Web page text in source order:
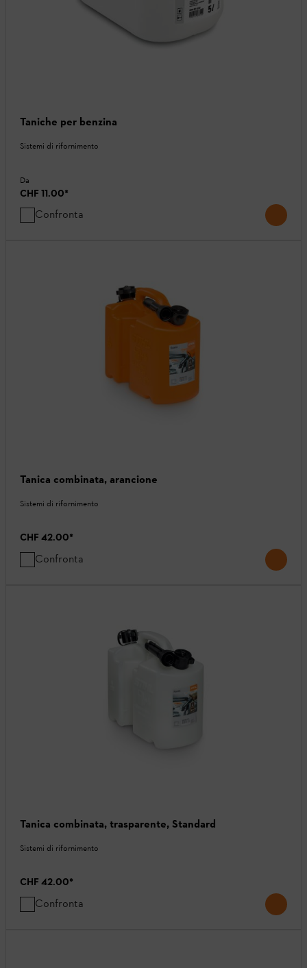
Taniche per benzina
Sistemi di rifornimento
Da
CHF 11.00*
Confronta
Tanica combinata, arancione
Sistemi di rifornimento
CHF 42.00*
Confronta
Tanica combinata, trasparente, Standard
Sistemi di rifornimento
CHF 42.00*
Confronta